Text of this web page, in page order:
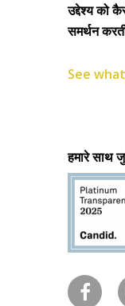
उद्देश्य को
समर्थन
See
हमारे साथ